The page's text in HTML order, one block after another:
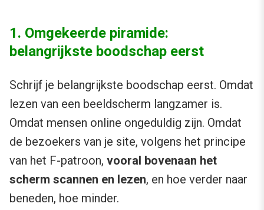
1. Omgekeerde piramide:
belangrijkste boodschap eerst
Schrijf je belangrijkste boodschap eerst. Omdat
lezen van een beeldscherm langzamer is.
Omdat mensen online ongeduldig zijn. Omdat
de bezoekers van je site, volgens het principe
van het F-patroon, vooral bovenaan het
scherm scannen en lezen, en hoe verder naar
beneden, hoe minder.